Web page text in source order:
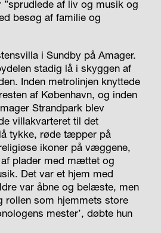
af liv og musik og
besøg af familie og
i Sundby på Amager.
stadig lå i skyggen af
Inden metrolinjen knyttede
af København, og inden
Strandpark blev
villakvarteret til det
lå tykke, røde tæpper på
ikoner på væggene,
plader med mættet og
Det var et hjem med
var åbne og belæste, men
rollen som hjemmets store
mester’, døbte hun